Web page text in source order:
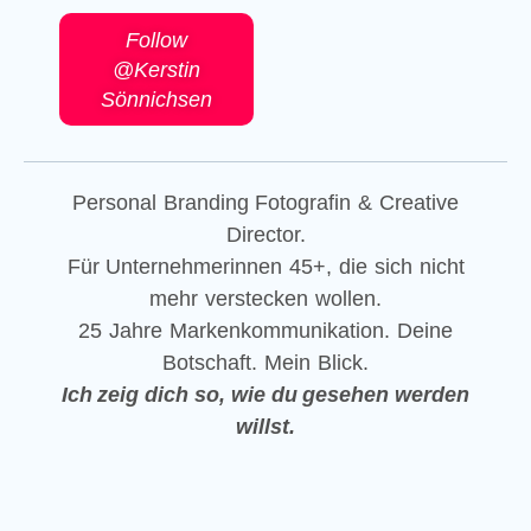
Follow
@Kerstin
Sönnichsen
Personal Branding Fotografin & Creative
Director.
Für Unternehmerinnen 45+, die sich nicht
mehr verstecken wollen.
25 Jahre Markenkommunikation. Deine
Botschaft. Mein Blick.
Ich zeig dich so, wie du gesehen werden
willst.